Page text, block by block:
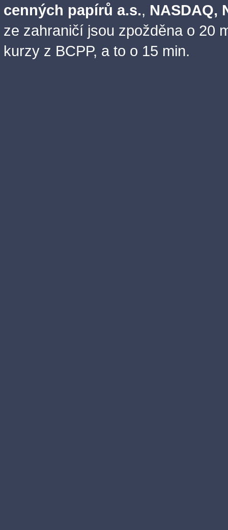
cenných papírů a.s., NASDAQ,
ze zahraničí jsou zpožděna o 20
kurzy z BCPP, a to o 15 min.